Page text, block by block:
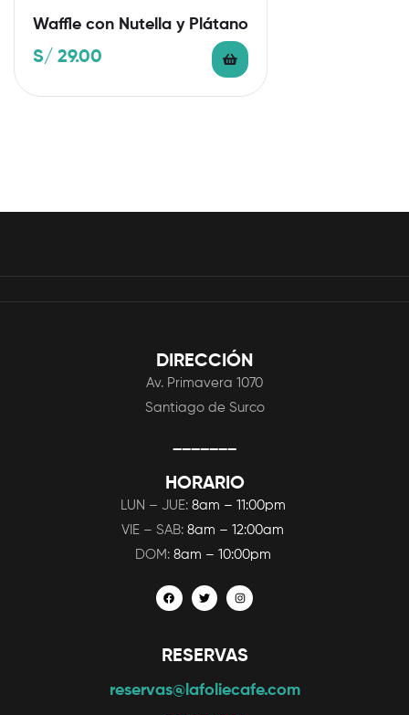
Waffle con Nutella y Plátano
S/ 29.00
DIRECCIÓN
Av. Primavera 1070
Santiago de Surco
HORARIO
LUN – JUE: 8am – 11:00pm
VIE – SAB: 8am – 12:00am
DOM: 8am – 10:00pm
RESERVAS
reservas@lafoliecafe.com